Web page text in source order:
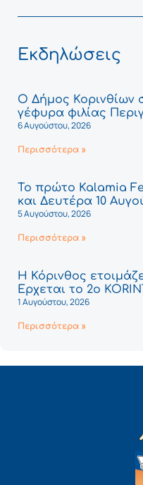
Εκδηλώσεις
Ο Δήμος Κορινθίων
γέφυρα φιλίας
6 Αυγούστου, 2026
Περισσότερα »
Το πρώτο Kalamia
και Δευτέρα 10
5 Αυγούστου, 2026
Περισσότερα »
Η Κόρινθος
Έρχεται το 2ο
1 Αυγούστου, 2026
Περισσότερα »